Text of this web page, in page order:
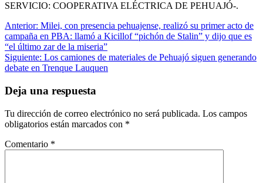
SERVICIO: COOPERATIVA ELÉCTRICA DE PEHUAJÓ-.
Navegación
de
entradas
Anterior: Milei, con presencia pehuajense, realizó su primer acto de
campaña en PBA: llamó a Kicillof “pichón de Stalin” y dijo que es
“el último zar de la miseria”
Siguiente: Los camiones de materiales de Pehuajó siguen generando
debate en Trenque Lauquen
Deja una respuesta
Tu dirección de correo electrónico no será publicada. Los campos
obligatorios están marcados con *
Comentario *